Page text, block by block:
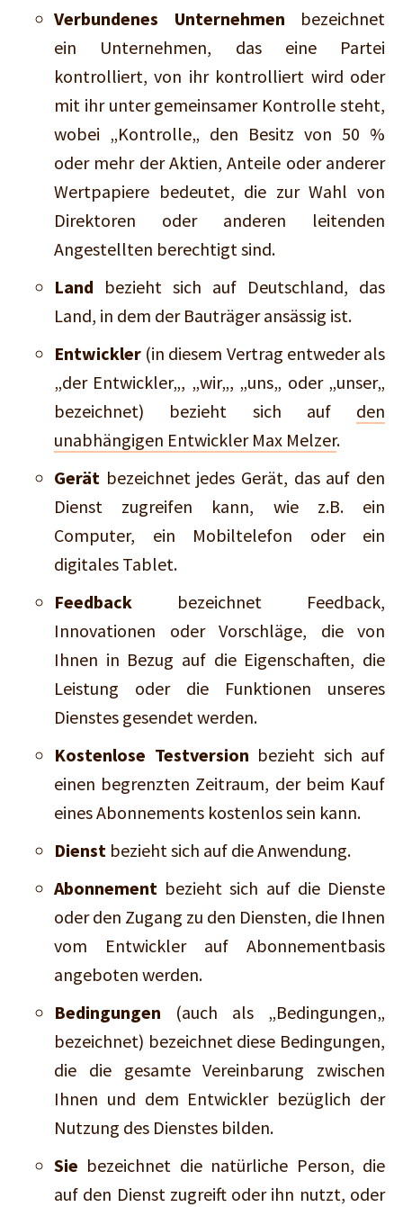
Verbundenes Unternehmen bezeichnet
ein Unternehmen, das eine Partei
kontrolliert, von ihr kontrolliert wird oder
mit ihr unter gemeinsamer Kontrolle steht,
wobei „Kontrolle„ den Besitz von 50 %
oder mehr der Aktien, Anteile oder anderer
Wertpapiere bedeutet, die zur Wahl von
Direktoren oder anderen leitenden
Angestellten berechtigt sind.
Land bezieht sich auf Deutschland, das
Land, in dem der Bauträger ansässig ist.
Entwickler (in diesem Vertrag entweder als
„der Entwickler„, „wir„, „uns„ oder „unser„
bezeichnet) bezieht sich auf den
unabhängigen Entwickler Max Melzer.
Gerät bezeichnet jedes Gerät, das auf den
Dienst zugreifen kann, wie z.B. ein
Computer, ein Mobiltelefon oder ein
digitales Tablet.
Feedback bezeichnet Feedback,
Innovationen oder Vorschläge, die von
Ihnen in Bezug auf die Eigenschaften, die
Leistung oder die Funktionen unseres
Dienstes gesendet werden.
Kostenlose Testversion bezieht sich auf
einen begrenzten Zeitraum, der beim Kauf
eines Abonnements kostenlos sein kann.
Dienst bezieht sich auf die Anwendung.
Abonnement bezieht sich auf die Dienste
oder den Zugang zu den Diensten, die Ihnen
vom Entwickler auf Abonnementbasis
angeboten werden.
Bedingungen (auch als „Bedingungen„
bezeichnet) bezeichnet diese Bedingungen,
die die gesamte Vereinbarung zwischen
Ihnen und dem Entwickler bezüglich der
Nutzung des Dienstes bilden.
Sie bezeichnet die natürliche Person, die
auf den Dienst zugreift oder ihn nutzt, oder